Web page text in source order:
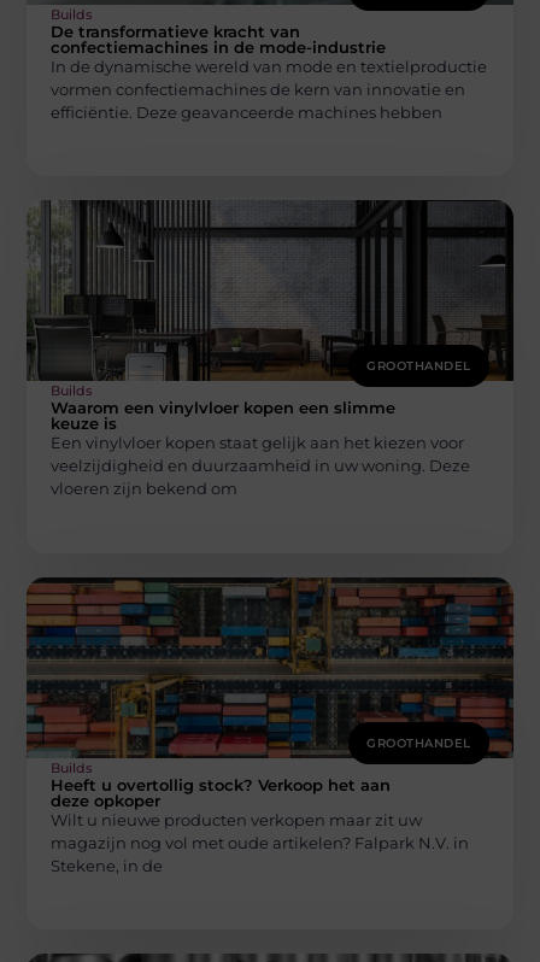
Builds
De transformatieve kracht van
confectiemachines in de mode-industrie
In de dynamische wereld van mode en textielproductie
vormen confectiemachines de kern van innovatie en
efficiëntie. Deze geavanceerde machines hebben
GROOTHANDEL
Builds
Waarom een vinylvloer kopen een slimme
keuze is
Een vinylvloer kopen staat gelijk aan het kiezen voor
veelzijdigheid en duurzaamheid in uw woning. Deze
vloeren zijn bekend om
GROOTHANDEL
Builds
Heeft u overtollig stock? Verkoop het aan
deze opkoper
Wilt u nieuwe producten verkopen maar zit uw
magazijn nog vol met oude artikelen? Falpark N.V. in
Stekene, in de